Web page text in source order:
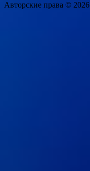
Авторские права © 2026